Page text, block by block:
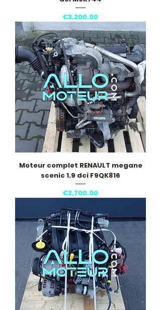
Price
€3,200.00
Moteur complet RENAULT megane
scenic 1.9 dci F9QK816
Price
€2,700.00